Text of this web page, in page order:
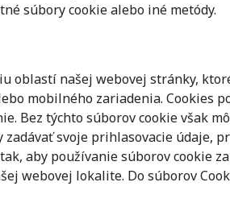
súbory cookie alebo iné metódy.
oblastí našej webovej stránky,
mobilného zariadenia. Cookies
Bez týchto súborov cookie však
svoje prihlasovacie údaje,
aby používanie súborov cookie
webovej lokalite. Do súborov